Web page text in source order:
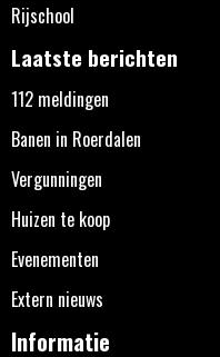
Rijschool
Laatste berichten
112 meldingen
Banen in Roerdalen
Vergunningen
Huizen te koop
Evenementen
Extern nieuws
Informatie